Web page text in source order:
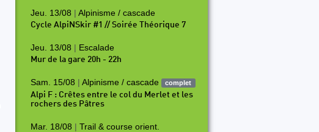
Jeu. 13/08 | Alpinisme / cascade
Cycle AlpiNSkir #1 // Soirée Théorique 7
Jeu. 13/08 | Escalade
Mur de la gare 20h - 22h
Sam. 15/08 | Alpinisme / cascade complet
Alpi F : Crêtes entre le col du Merlet et les
rochers des Pâtres
Mar. 18/08 | Trail & course orient.